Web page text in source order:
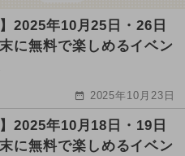
】2025年10月25日・26日
に無料で楽しめるイベン
2025年10月23日
】2025年10月18日・19日
に無料で楽しめるイベン